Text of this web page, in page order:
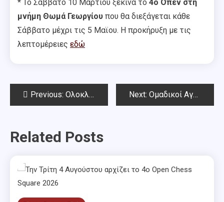
* Το Σάββατο 10 Μαρτίου ξεκινά το 4ο Όπεν στη
μνήμη Θωμά Γεωργίου που θα διεξάγεται κάθε
Σάββατο μέχρι τις 5 Μαϊου. Η προκήρυξη με τις
λεπτομέρειες εδώ
PostPrevious: Ολοκληρώθηκε το 167ο Όπεν Αμπελοκήπων Next: Ομαδικοί Αγώνες Αττικής 25.2.2017
Related Posts